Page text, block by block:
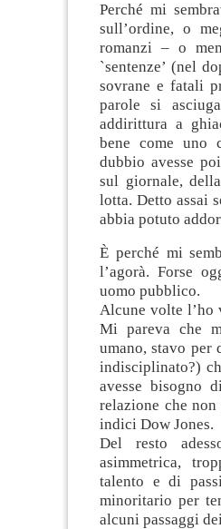
Perché mi
sull’ordine, o
romanzi – o
`sentenze’ (nel
sovrane e fatali
parole si
addirittura a
bene come uno
dubbio avesse
sul giornale,
lotta. Detto assai
abbia potuto
È perché mi
l’agorà. Forse
uomo pubblico.
Alcune volte l’ho
Mi pareva che
umano, stavo per
indisciplinato?)
avesse bisogno
relazione che
indici Dow Jones.
Del resto
asimmetrica,
talento e di
minoritario per
alcuni passaggi